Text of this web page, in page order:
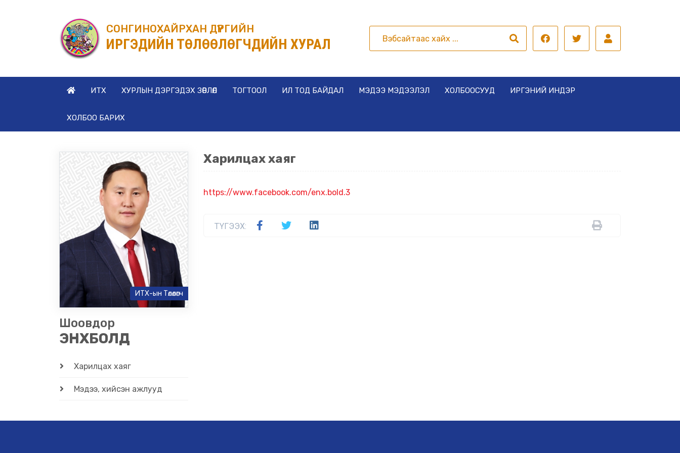
СОНГИНОХАЙРХАН ДҮҮРГИЙН
ИРГЭДИЙН ТӨЛӨӨЛӨГЧДИЙН ХУРАЛ
ИТХ ХУРЛЫН ДЭРГЭДЭХ ЗӨВЛӨЛ ТОГТООЛ ИЛ ТОД БАЙДАЛ МЭДЭЭ МЭДЭЭЛЭЛ ХОЛБООСУУД ИРГЭНИЙ ИНДЭР
ХОЛБОО БАРИХ
ИТХ-ын Төлөөлөгч
Шоовдор
ЭНХБОЛД
Харилцах хаяг
Мэдээ, хийсэн ажлууд
Харилцах хаяг
https://www.facebook.com/enx.bold.3
ТҮГЭЭХ: